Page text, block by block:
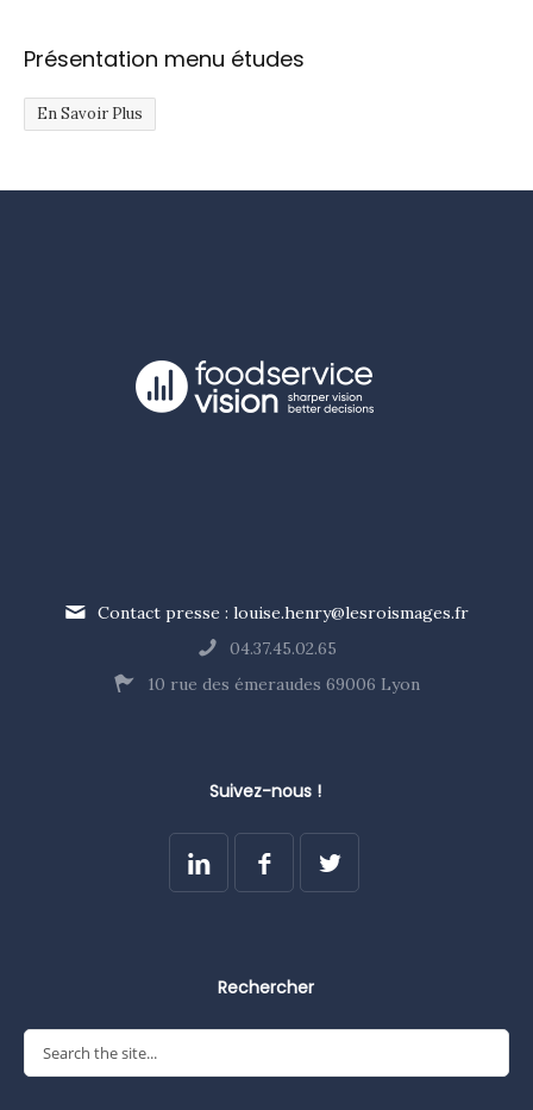
Présentation menu études
En Savoir Plus
Contact presse : louise.henry@lesroismages.fr
04.37.45.02.65
10 rue des émeraudes 69006 Lyon
Suivez-nous !
Rechercher